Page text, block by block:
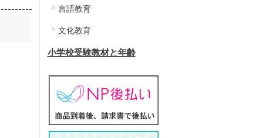
言語教育
文化教育
小学校受験教材と年齢